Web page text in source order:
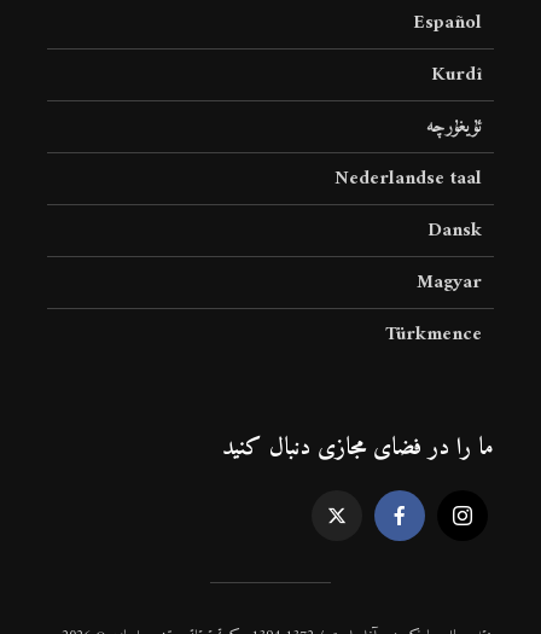
Español
Kurdî
ئۇيغۇرچە
Nederlandse taal
Dansk
Magyar
Türkmence
ما را در فضای مجازی دنبال کنید